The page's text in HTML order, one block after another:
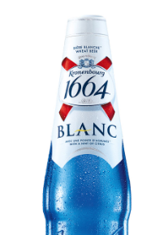
London Dry Gin 37,5%
Morgan White 37,5%
Red Vodka 37,5%
Draught 4,2% Can
10 YO Malt 45,8% in Box